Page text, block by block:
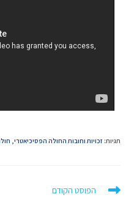
תגיות: זכויות וחובות החולה הפסיכיאטרי
הפוסט הקודם